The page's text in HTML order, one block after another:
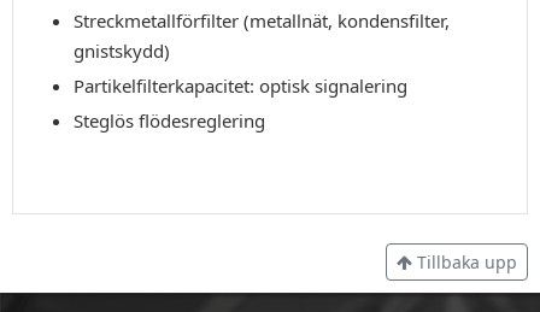
Streckmetallförfilter (metallnät, kondensfilter,
gnistskydd)
Partikelfilterkapacitet: optisk signalering
Steglös flödesreglering
Tillbaka upp